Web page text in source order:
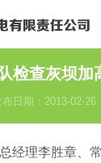
检查灰坝加
日期：2013-02-26
理李胜章、常